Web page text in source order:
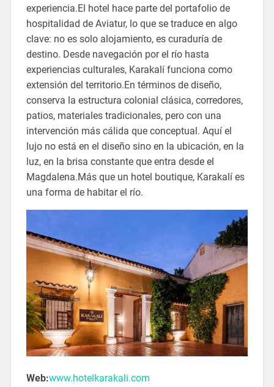
experiencia.El hotel hace parte del portafolio de
hospitalidad de Aviatur, lo que se traduce en algo
clave: no es solo alojamiento, es curaduría de
destino. Desde navegación por el río hasta
experiencias culturales, Karakalí funciona como
extensión del territorio.En términos de diseño,
conserva la estructura colonial clásica, corredores,
patios, materiales tradicionales, pero con una
intervención más cálida que conceptual. Aquí el
lujo no está en el diseño sino en la ubicación, en la
luz, en la brisa constante que entra desde el
Magdalena.Más que un hotel boutique, Karakalí es
una forma de habitar el río.
Web:www.hotelkarakali.com